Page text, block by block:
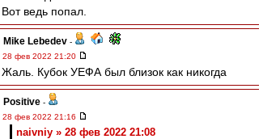
Вот ведь попал.
Mike Lebedev -
28 фев 2022 21:20
Жаль. Кубок УЕФА был близок как никогда
Positive -
28 фев 2022 21:16
naivniy » 28 фев 2022 21:08